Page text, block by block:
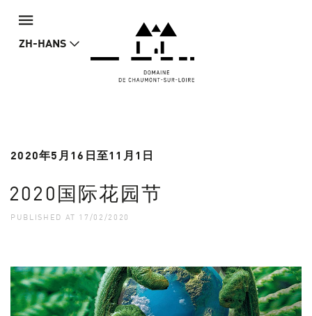
ZH-HANS
2020年5月16日至11月1日
2020国际花园节
PUBLISHED AT 17/02/2020